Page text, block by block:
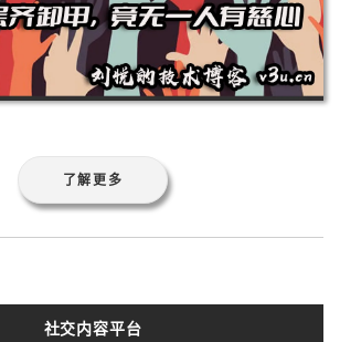
了解更多
社交内容平台